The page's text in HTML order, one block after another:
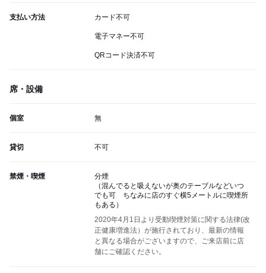
支払い方法 カード不可
電子マネー不可
QRコード決済不可
席・設備
個室 無
貸切 不可
禁煙・喫煙
分煙
（混んでると吸えないが奥のテーブルなどいつ
でも可 ちなみに店のすぐ横5メートルに喫煙所
もある）
2020年4月1日より受動喫煙対策に関する法律(改
正健康増進法）が施行されており、最新の情報
と異なる場合がございますので、ご来店前に店
舗にご確認ください。